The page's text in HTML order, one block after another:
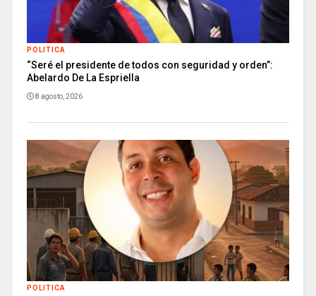
POLITICA
“Seré el presidente de todos con seguridad y orden”:
Abelardo De La Espriella
8 agosto, 2026
POLITICA